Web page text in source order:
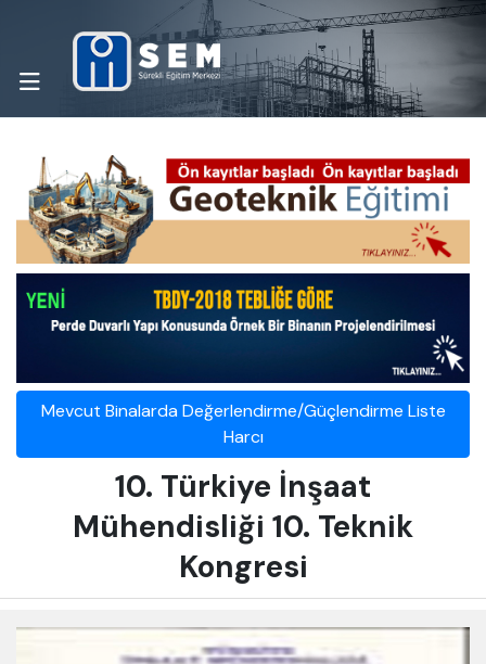
Mevcut Binalarda Değerlendirme/Güçlendirme Liste
Harcı
10. Türkiye İnşaat
Mühendisliği 10. Teknik
Kongresi